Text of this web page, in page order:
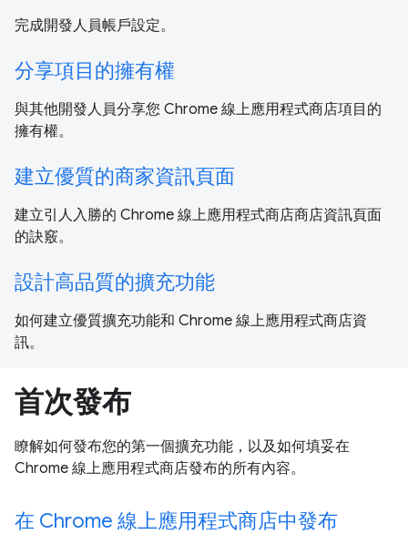
完成開發人員帳戶設定。
分享項目的擁有權
與其他開發人員分享您 Chrome 線上應用程式商店項目的
擁有權。
建立優質的商家資訊頁面
建立引人入勝的 Chrome 線上應用程式商店商店資訊頁面
的訣竅。
設計高品質的擴充功能
如何建立優質擴充功能和 Chrome 線上應用程式商店資
訊。
首次發布
瞭解如何發布您的第一個擴充功能，以及如何填妥在
Chrome 線上應用程式商店發布的所有內容。
在 Chrome 線上應用程式商店中發布